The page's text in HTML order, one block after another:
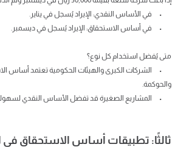
• في الأساس النقدي: الإيراد يُسجل في يناير.
• في أساس الاستحقاق: الإيراد يُسجل في ديسمبر.
متى يُفضل استخدام كل نوع؟
• الشركات الكبرى والهيئات الحكومية تعتمد أساس
والحوكمة.
• المشاريع الصغيرة قد تفضل الأساس النقدي لسهولة
ثالثًا: تطبيقات أساس الاستحقاق في